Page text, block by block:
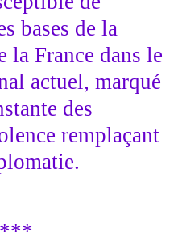
bases de la
la France dans le
actuel, marqué
des
remplaçant